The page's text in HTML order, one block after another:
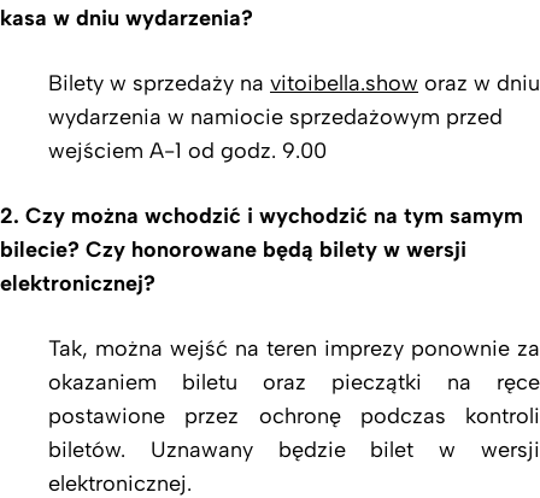
kasa w dniu wydarzenia?
Bilety w sprzedaży na vitoibella.show oraz w dniu
wydarzenia w namiocie sprzedażowym przed
wejściem A-1 od godz. 9.00
2. Czy można wchodzić i wychodzić na tym samym
bilecie? Czy honorowane będą bilety w wersji
elektronicznej?
Tak, można wejść na teren imprezy ponownie za
okazaniem biletu oraz pieczątki na ręce
postawione przez ochronę podczas kontroli
biletów. Uznawany będzie bilet w wersji
elektronicznej.